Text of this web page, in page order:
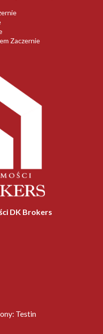
DK Brokers
Zaczernie
Testin